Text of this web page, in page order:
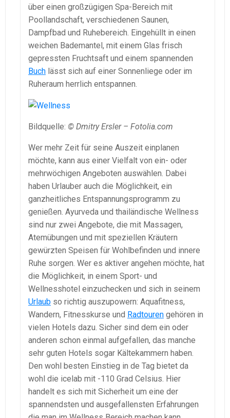
über einen großzügigen Spa-Bereich mit
Poollandschaft, verschiedenen Saunen,
Dampfbad und Ruhebereich. Eingehüllt in einen
weichen Bademantel, mit einem Glas frisch
gepressten Fruchtsaft und einem spannenden
Buch lässt sich auf einer Sonnenliege oder im
Ruheraum herrlich entspannen.
Bildquelle: © Dmitry Ersler – Fotolia.com
Wer mehr Zeit für seine Auszeit einplanen
möchte, kann aus einer Vielfalt von ein- oder
mehrwöchigen Angeboten auswählen. Dabei
haben Urlauber auch die Möglichkeit, ein
ganzheitliches Entspannungsprogramm zu
genießen. Ayurveda und thailändische Wellness
sind nur zwei Angebote, die mit Massagen,
Atemübungen und mit speziellen Kräutern
gewürzten Speisen für Wohlbefinden und innere
Ruhe sorgen. Wer es aktiver angehen möchte, hat
die Möglichkeit, in einem Sport- und
Wellnesshotel einzuchecken und sich in seinem
Urlaub so richtig auszupowern: Aquafitness,
Wandern, Fitnesskurse und Radtouren gehören in
vielen Hotels dazu. Sicher sind dem ein oder
anderen schon einmal aufgefallen, das manche
sehr guten Hotels sogar Kältekammern haben.
Den wohl besten Einstieg in de Tag bietet da
wohl die icelab mit -110 Grad Celsius. Hier
handelt es sich mit Sicherheit um eine der
spannendsten und ausgefallensten Erfahrungen